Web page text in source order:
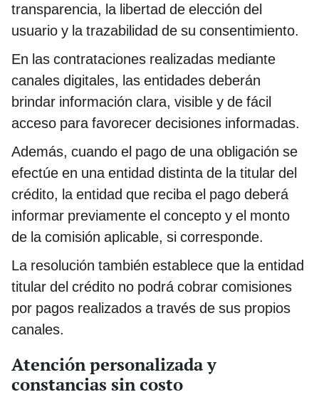
transparencia, la libertad de elección del
usuario y la trazabilidad de su consentimiento.
En las contrataciones realizadas mediante
canales digitales, las entidades deberán
brindar información clara, visible y de fácil
acceso para favorecer decisiones informadas.
Además, cuando el pago de una obligación se
efectúe en una entidad distinta de la titular del
crédito, la entidad que reciba el pago deberá
informar previamente el concepto y el monto
de la comisión aplicable, si corresponde.
La resolución también establece que la entidad
titular del crédito no podrá cobrar comisiones
por pagos realizados a través de sus propios
canales.
Atención personalizada y
constancias sin costo